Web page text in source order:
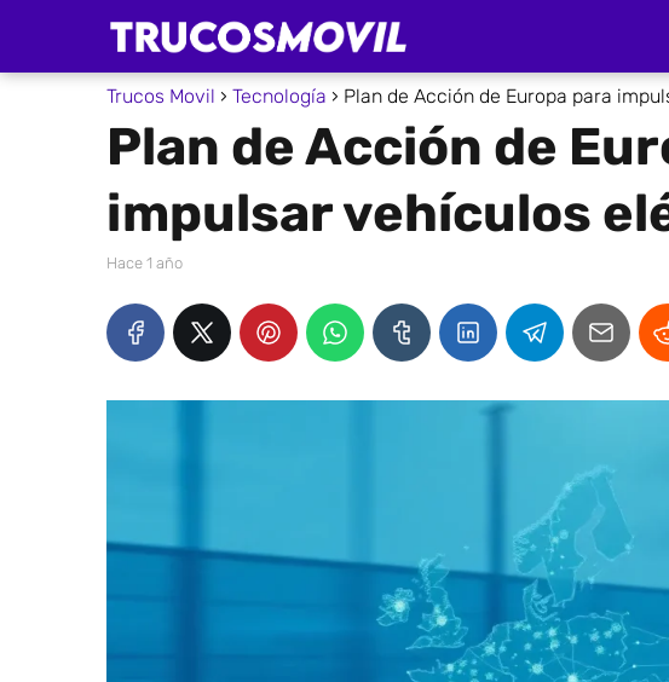
Trucos Movil Tecnología Plan de Acción de Europa para
Plan de Acción de
impulsar vehículos
hace 1 año